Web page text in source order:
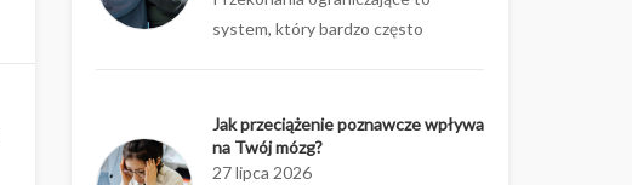
system, który bardzo często
Jak przeciążenie poznawcze wpływa
na Twój mózg?
27 lipca 2026